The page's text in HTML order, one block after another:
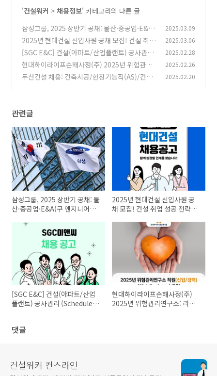
'건설워커 > 채용정보' 카테고리의 다른 글
삼성그룹, 2025 상반기 공채: 물산·중공업·E&A
(구 엔지니어링) 등 16개 계열사 신입 채용
(1)
2025.03.09
2025년 현대건설 신입사원 공채 모집! 건설 취업
성공 전략까지 (2)
2025.03.06
[SGC E&C] 건설(아파트/산업플랜트) 공사관리
(Scheduler) 경력직 모집 (2)
2025.02.28
현대하이라이프손해사정(주) 2025년 위험관리
연구소: 리스크 엔지니어(Risk Engineer) 채용
2025.02.26
두산건설 채용: 건축시공/현장기능직(AS)/건축
2025.02.20
관련글
삼성그룹, 2025 상반기 공채: 물
산·중공업·E&A(구 엔지니어링)
2025년 현대건설 신입사원 공
채 모집! 건설 취업 성공 전략까
[SGC E&C] 건설(아파트/산업
플랜트) 공사관리 (Scheduler)
현대하이라이프손해사정(주)
2025년 위험관리연구소: 리스
댓글
건설워커 컨스라인